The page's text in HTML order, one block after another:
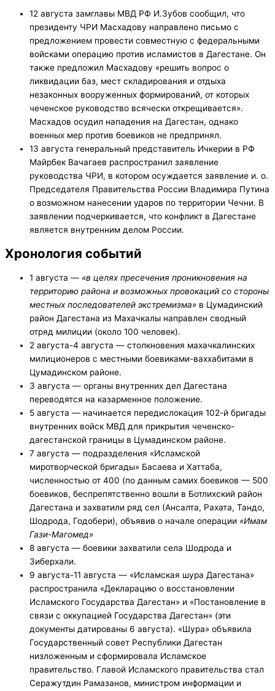
12 августа замглавы МВД РФ И.Зубов сообщил, что
президенту ЧРИ Масхадову направлено письмо с
предложением провести совместную с федеральными
войсками операцию против исламистов в Дагестане. Он
также предложил Масхадову «решить вопрос о
ликвидации баз, мест складирования и отдыха
незаконных вооруженных формирований, от которых
чеченское руководство всячески открещивается».
Масхадов осудил нападения на Дагестан, однако
военных мер против боевиков не предпринял.
13 августа генеральный представитель Ичкерии в РФ
Майрбек Вачагаев распространил заявление
руководства ЧРИ, в котором осуждается заявление и. о.
Председателя Правительства России Владимира Путина
о возможном нанесении ударов по территории Чечни. В
заявлении подчеркивается, что конфликт в Дагестане
является внутренним делом России.
Хронология событий
1 августа — «в целях пресечения проникновения на
территорию района и возможных провокаций со стороны
местных последователей экстремизма» в Цумадинский
район Дагестана из Махачкалы направлен сводный
отряд милиции (около 100 человек).
2 августа-4 августа — столкновения махачкалинских
милиционеров с местными боевиками-ваххабитами в
Цумадинском районе.
3 августа — органы внутренних дел Дагестана
переводятся на казарменное положение.
5 августа — начинается передислокация 102-й бригады
внутренних войск МВД для прикрытия чеченско-
дагестанской границы в Цумадинском районе.
7 августа — подразделения «Исламской
миротворческой бригады» Басаева и Хаттаба,
численностью от 400 (по данным самих боевиков — 500
боевиков, беспрепятственно вошли в Ботлихский район
Дагестана и захватили ряд сел (Ансалта, Рахата, Тандо,
Шодрода, Годобери), объявив о начале операции «Имам
Гази-Магомед»
8 августа — боевики захватили села Шодрода и
Зиберхали.
9 августа-11 августа — «Исламская шура Дагестана»
распространила «Декларацию о восстановлении
Исламского Государства Дагестан» и «Постановление в
связи с оккупацией Государства Дагестан» (эти
документы датированы 6 августа). «Шура» объявила
Государственный совет Республики Дагестан
низложенным и сформировала Исламское
правительство. Главой Исламского правительства стал
Серажутдин Рамазанов, министром информации и